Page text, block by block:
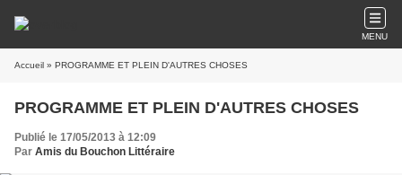
MENU
Accueil » PROGRAMME ET PLEIN D'AUTRES CHOSES
PROGRAMME ET PLEIN D'AUTRES CHOSES
Publié le 17/05/2013 à 12:09
Par Amis du Bouchon Littéraire